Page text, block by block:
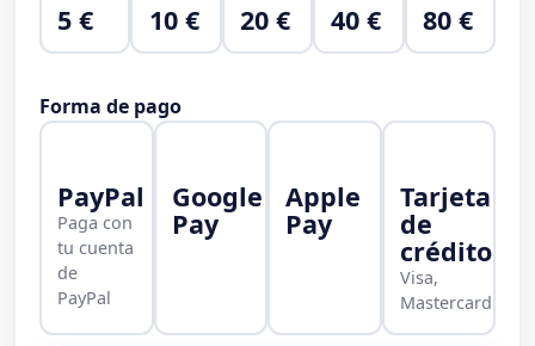
5 € 10 € 20 € 40 € 80 €
Forma de pago
PayPal
Paga con
tu cuenta
de
PayPal
Google
Pay
Apple
Pay
Tarjeta
de
crédito
Visa,
Mastercard